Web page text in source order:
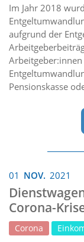
Im Jahr 2018
aufgrund der
Pensionskasse
01 NOV. 2021
Corona-
Corona